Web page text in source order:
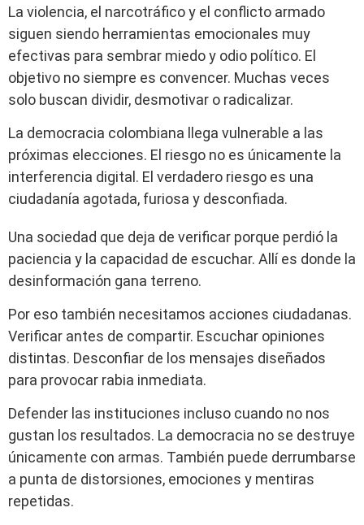
La violencia, el narcotráfico y el conflicto armado
siguen siendo herramientas emocionales muy
efectivas para sembrar miedo y odio político. El
objetivo no siempre es convencer. Muchas veces
solo buscan dividir, desmotivar o radicalizar.
La democracia colombiana llega vulnerable a las
próximas elecciones. El riesgo no es únicamente la
interferencia digital. El verdadero riesgo es una
ciudadanía agotada, furiosa y desconfiada.
Una sociedad que deja de verificar porque perdió la
paciencia y la capacidad de escuchar. Allí es donde la
desinformación gana terreno.
Por eso también necesitamos acciones ciudadanas.
Verificar antes de compartir. Escuchar opiniones
distintas. Desconfiar de los mensajes diseñados
para provocar rabia inmediata.
Defender las instituciones incluso cuando no nos
gustan los resultados. La democracia no se destruye
únicamente con armas. También puede derrumbarse
a punta de distorsiones, emociones y mentiras
repetidas.